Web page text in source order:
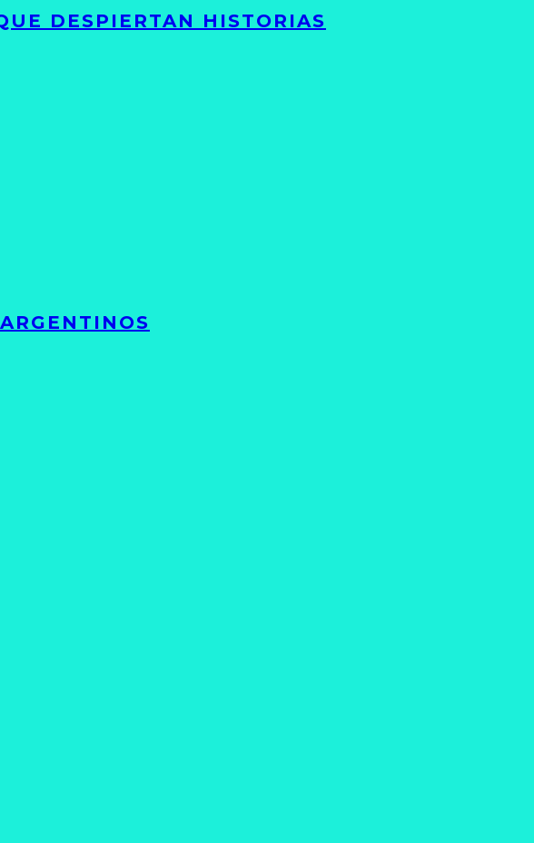
DESPIERTAN HISTORIAS